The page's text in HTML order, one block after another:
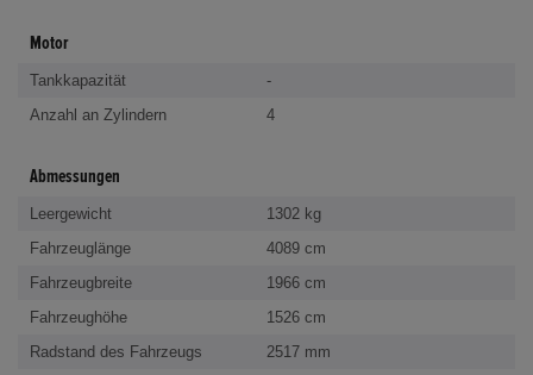
Motor
Tankkapazität
-
Anzahl an Zylindern
4
Abmessungen
Leergewicht
1302 kg
Fahrzeuglänge
4089 cm
Fahrzeugbreite
1966 cm
Fahrzeughöhe
1526 cm
Radstand des Fahrzeugs
2517 mm